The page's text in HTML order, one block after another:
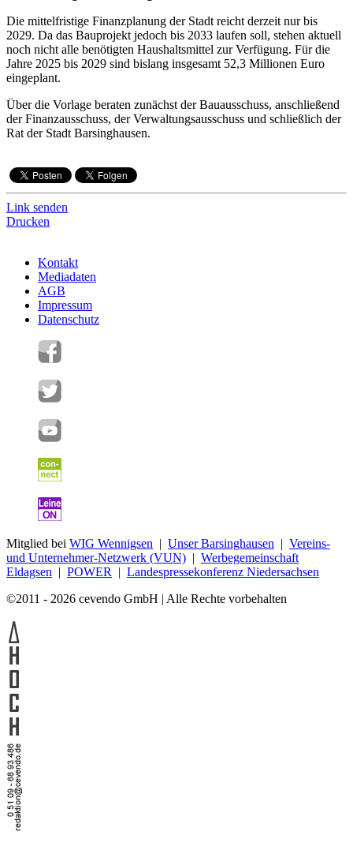
Die mittelfristige Finanzplanung der Stadt reicht derzeit nur bis
2029. Da das Bauprojekt jedoch bis 2033 laufen soll, stehen aktuell
noch nicht alle benötigten Haushaltsmittel zur Verfügung. Für die
Jahre 2025 bis 2029 sind bislang insgesamt 52,3 Millionen Euro
eingeplant.
Über die Vorlage beraten zunächst der Bauausschuss, anschließend
der Finanzausschuss, der Verwaltungsausschuss und schließlich der
Rat der Stadt Barsinghausen.
Link senden
Drucken
Kontakt
Mediadaten
AGB
Impressum
Datenschutz
Mitglied bei WIG Wennigsen | Unser Barsinghausen | Vereins-
und Unternehmer-Netzwerk (VUN) | Werbegemeinschaft
Eldagsen | POWER | Landespressekonferenz Niedersachsen
©2011 - 2026 cevendo GmbH | Alle Rechte vorbehalten